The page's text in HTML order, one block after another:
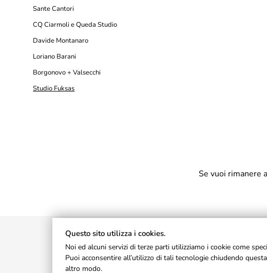
Sante Cantori
CQ Ciarmoli e Queda Studio
Davide Montanaro
Loriano Barani
Borgonovo + Valsecchi
Studio Fuksas
Se vuoi rimanere
Questo sito utilizza i cookies.
Noi ed alcuni servizi di terze parti utilizziamo i cookie come
Puoi acconsentire all’utilizzo di tali tecnologie chiudendo
altro modo.